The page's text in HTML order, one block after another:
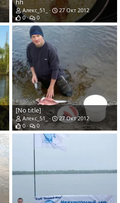
hh
Алекс_51_
27 Окт 2012
0
0
[No title]
Алекс_51_
27 Окт 2012
0
0